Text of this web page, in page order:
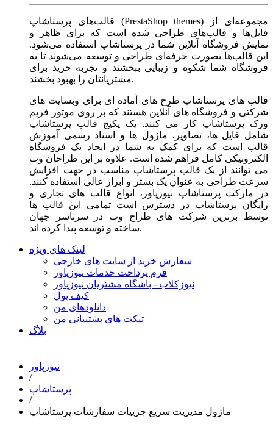
قالب‌های پرستاشاپ (PrestaShop themes) مجموعه‌ای از
فایل‌ها و قالب‌های طراحی شده است که برای ظاهر و
نمایش فروشگاه آنلاین شما در پرستاشاپ استفاده می‌شود.
این قالب‌ها بصورت حرفه‌ای طراحی و توسعه می‌شوند تا به
فروشگاه شما شکوه و زیبایی ببخشند و تجربه خرید برای
مشتریانتان را بهبود بخشند.
قالب های پرستاشاپ طرح های آماده ای برای وبسایت های
شرکتی و فروشگاه های آنلاین هستند که بر روی موتور فریم
ورک پرستاشاپ کار می کنند. یک پکیج قالب پرستاشاپ
شامل فایل ها، تصاویر، ماژول ها و اسناد رسمی آموزش
قالب است که برای کمک به شما در ایجاد یک فروشگاه
الکترونیکی کامل فراهم شده است. علاوه بر این طراحان وب
می توانند از یک قالب پرستاشاپ مناسب در جهت افزایش
سرعت طراحی به عنوان یک بستر و ابزار عالی استفاده کنند.
در مارکت پرستاشاپ نیوزپاور، انواع قالب های تجاری و
رایگان پرستاشاپ در دسترس است تمامی این قالب ها
توسط برترین شرکت های طراح وب در سرتاسر جهان
ساخته و توسعه پیدا کرده اند.
لینک های ویژه
سفارش خرید از سایت های خارجی
فرم پرداخت خدمات نیوزپاور
نیوزکلاب - باشگاه مشتریان نیوزپاور
کیف پول
دانلودهای من
تیکت های پشتیبانی من
بلاگ
نیوزپاور
/
پرستاشاپ
/
ماژول مدیریت سریع جزییات سفارشات پرستاشاپ